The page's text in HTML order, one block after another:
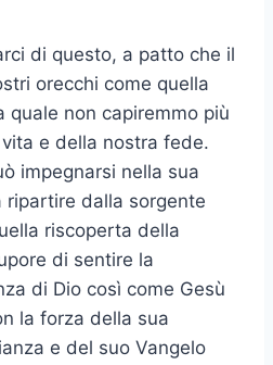
di questo, a patto che il
orecchi come quella
quale non capiremmo più
e della nostra fede.
impegnarsi nella sua
ripartire dalla sorgente
riscoperta della
di sentire la
di Dio così come Gesù
la forza della sua
e del suo Vangelo